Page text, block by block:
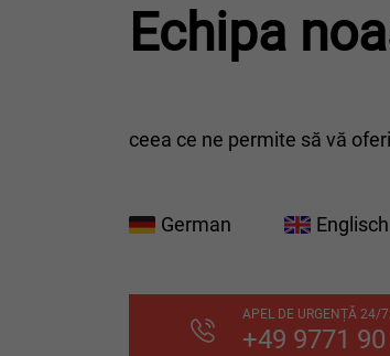
Echipa
ceea ce ne permite să vă
German Englisch
APEL DE URGENȚĂ 24/7:
+49 9771